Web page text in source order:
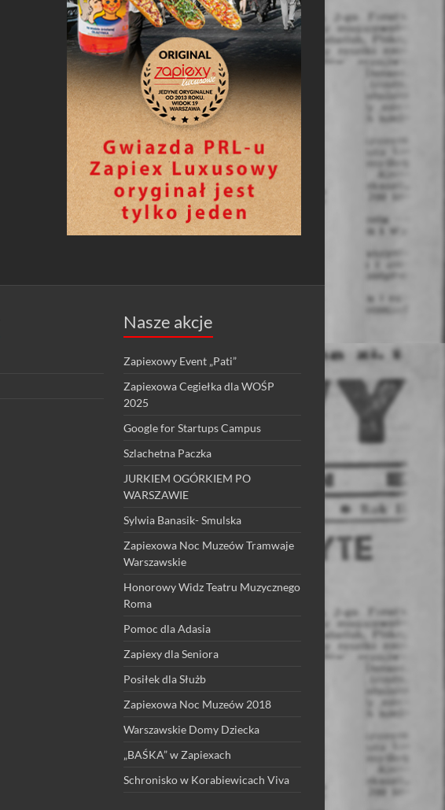
Nasze akcje
Zapiexowy Event „Pati”
Zapiexowa Cegiełka dla WOŚP
2025
Google for Startups Campus
Szlachetna Paczka
JURKIEM OGÓRKIEM PO
WARSZAWIE
Sylwia Banasik- Smulska
Zapiexowa Noc Muzeów Tramwaje
Warszawskie
Honorowy Widz Teatru Muzycznego
Roma
Pomoc dla Adasia
Zapiexy dla Seniora
Posiłek dla Służb
Zapiexowa Noc Muzeów 2018
Warszawskie Domy Dziecka
„BAŚKA” w Zapiexach
Schronisko w Korabiewicach Viva